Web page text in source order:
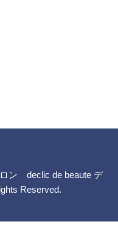
ン declic de beaute デ
Reserved.